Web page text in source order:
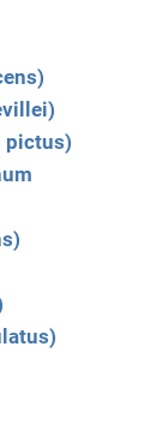
pictus)